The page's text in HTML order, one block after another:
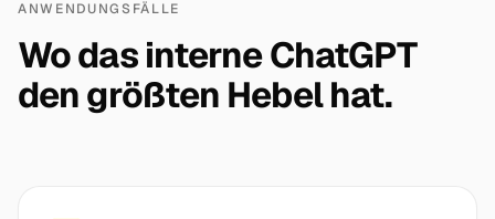
ANWENDUNGSFÄLLE
Wo das interne ChatGPT
den größten Hebel hat.